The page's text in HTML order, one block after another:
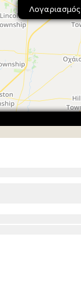
Λογαριασμός